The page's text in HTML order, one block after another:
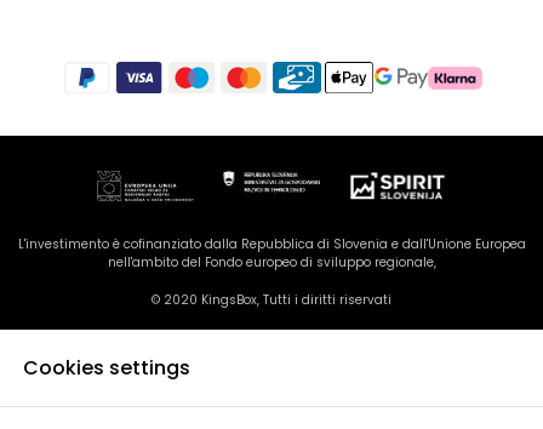
L'investimento è cofinanziato dalla Repubblica di Slovenia e dall'Unione Europea
nell'ambito del Fondo europeo di sviluppo regionale,
© 2020 KingsBox, Tutti i diritti riservati
Cookies settings